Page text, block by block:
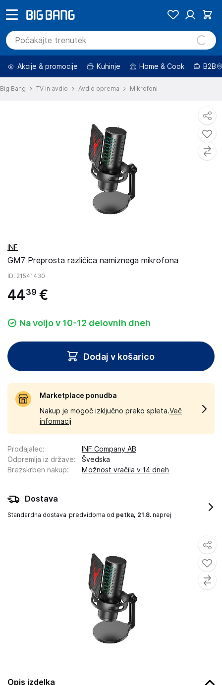
Akcije & promocije Kuhinje Home & Cook B2B
Big Bang TV in avdio Avdio oprema Mikrofoni
Opis izdelka
INF
GM7 Preprosta različica namiznega mikrofona
ID: 21541430
4439 €
Na voljo v 10-12 delovnih dneh
Dodaj v košarico
Marketplace ponudba
Nakup je mogoč izključno preko spleta.Več
informacij
Prodajalec:
INF Company AB
Odpremlja iz države:
Švedska
Brezskrben nakup: Možnost vračila v 14 dneh
Dostava
Standardna dostava predvidoma od petka, 21.8. naprej